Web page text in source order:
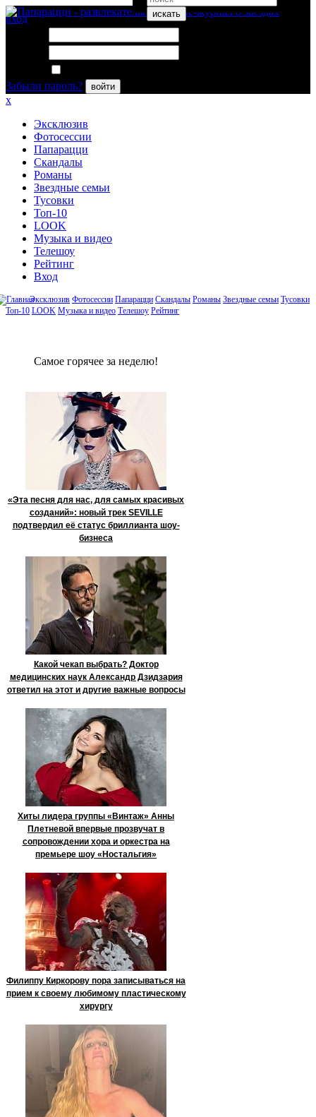
искать
вход
Забыли пароль?
войти
x
Эксклюзив
Фотосессии
Папарацци
Скандалы
Романы
Звездные семьи
Тусовки
Топ-10
LOOK
Музыка и видео
Телешоу
Рейтинг
Вход
Эксклюзив Фотосессии Папарацци Скандалы Романы Звездные семьи Тусовки
Топ-10 LOOK Музыка и видео Телешоу Рейтинг
Сaмое гoрячее за неделю!
«Эта песня для нас, для самых красивых
созданий»: новый трек SEVILLE
подтвердил её статус бриллианта шоу-
бизнеса
Какой чекап выбрать? Доктор
медицинских наук Александр Дзидзария
ответил на этот и другие важные вопросы
Хиты лидера группы «Винтаж» Анны
Плетневой впервые прозвучат в
сопровождении хора и оркестра на
премьере шоу «Ностальгия»
Филиппу Киркорову пора записываться на
прием к своему любимому пластическому
хирургу